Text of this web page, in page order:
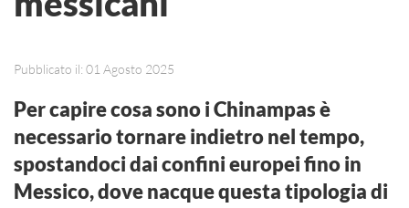
Pubblicato il: 01 Agosto 2025
Per capire cosa sono i Chinampas è
necessario tornare indietro nel tempo,
spostandoci dai confini europei fino in
Messico, dove nacque questa tipologia di